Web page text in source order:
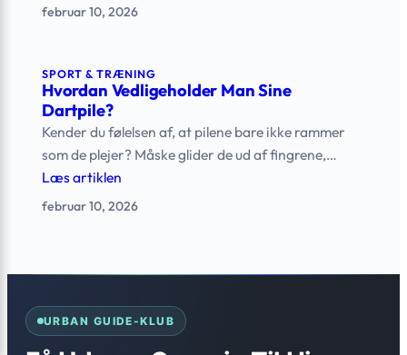
februar 10, 2026
SPORT & TRÆNING
Hvordan Vedligeholder Man Sine
Dartpile?
Kender du følelsen af, at pilene bare ikke rammer
som de plejer? Måske glider de ud af fingrene,…
Læs artiklen
februar 10, 2026
URBAN GUIDE-KLUB